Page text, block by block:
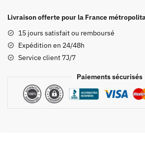
Demon
Souffle
du
Feu
Livraison offerte pour la France
15 jours satisfait ou remboursé
Expédition en 24/48h
Service client 7J/7
Paiements sécurisés